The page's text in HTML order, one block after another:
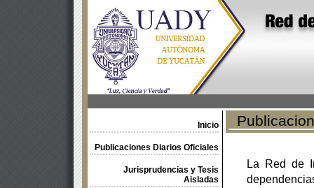
Inicio
Publicaciones Diarios Oficiales
Jurisprudencias y Tesis
Aisladas
La Red de